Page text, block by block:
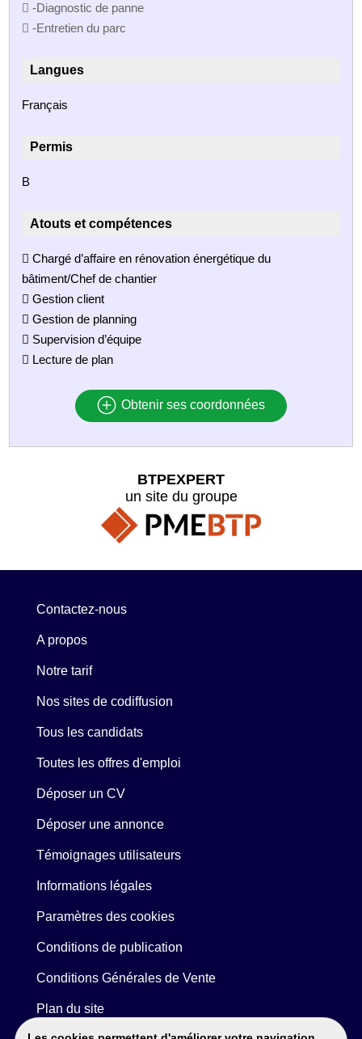
 -Diagnostic de panne
 -Entretien du parc
Langues
Français
Permis
B
Atouts et compétences
 Chargé d’affaire en rénovation énergétique du
bâtiment/Chef de chantier
 Gestion client
 Gestion de planning
 Supervision d’équipe
 Lecture de plan
Obtenir ses coordonnées
BTPEXPERT
un site du groupe
Contactez-nous
A propos
Notre tarif
Nos sites de codiffusion
Tous les candidats
Toutes les offres d'emploi
Déposer un CV
Déposer une annonce
Témoignages utilisateurs
Informations légales
Paramètres des cookies
Conditions de publication
Conditions Générales de Vente
Plan du site